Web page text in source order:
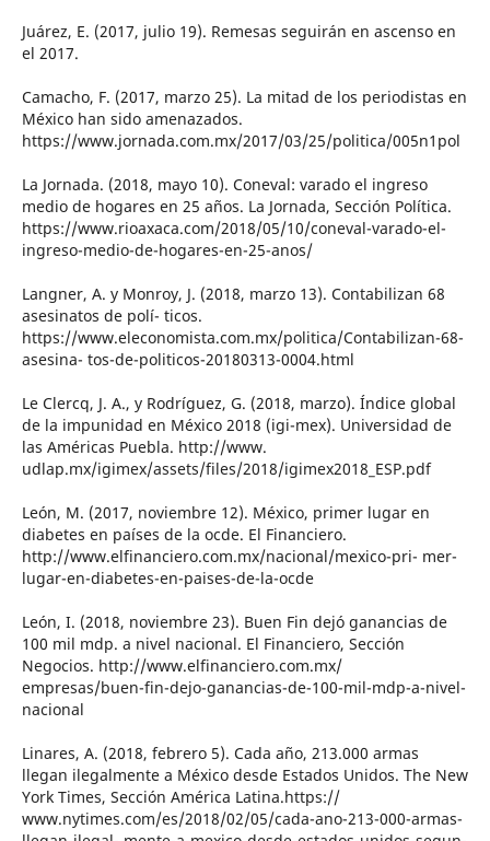
Juárez, E. (2017, julio 19). Remesas seguirán en ascenso en
el 2017.
Camacho, F. (2017, marzo 25). La mitad de los periodistas en
México han sido amenazados.
https://www.jornada.com.mx/2017/03/25/politica/005n1pol
La Jornada. (2018, mayo 10). Coneval: varado el ingreso
medio de hogares en 25 años. La Jornada, Sección Política.
https://www.rioaxaca.com/2018/05/10/coneval-varado-el-
ingreso-medio-de-hogares-en-25-anos/
Langner, A. y Monroy, J. (2018, marzo 13). Contabilizan 68
asesinatos de polí- ticos.
https://www.eleconomista.com.mx/politica/Contabilizan-68-
asesina- tos-de-politicos-20180313-0004.html
Le Clercq, J. A., y Rodríguez, G. (2018, marzo). Índice global
de la impunidad en México 2018 (igi-mex). Universidad de
las Américas Puebla. http://www.
udlap.mx/igimex/assets/files/2018/igimex2018_ESP.pdf
León, M. (2017, noviembre 12). México, primer lugar en
diabetes en países de la ocde. El Financiero.
http://www.elfinanciero.com.mx/nacional/mexico-pri- mer-
lugar-en-diabetes-en-paises-de-la-ocde
León, I. (2018, noviembre 23). Buen Fin dejó ganancias de
100 mil mdp. a nivel nacional. El Financiero, Sección
Negocios. http://www.elfinanciero.com.mx/
empresas/buen-fin-dejo-ganancias-de-100-mil-mdp-a-nivel-
nacional
Linares, A. (2018, febrero 5). Cada año, 213.000 armas
llegan ilegalmente a México desde Estados Unidos. The New
York Times, Sección América Latina.https://
www.nytimes.com/es/2018/02/05/cada-ano-213-000-armas-